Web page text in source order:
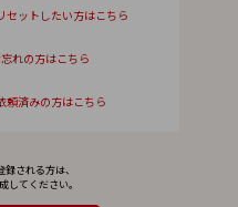
セットしたい方はこちら
れの方はこちら
頼済みの方はこちら
される方は、
してください。